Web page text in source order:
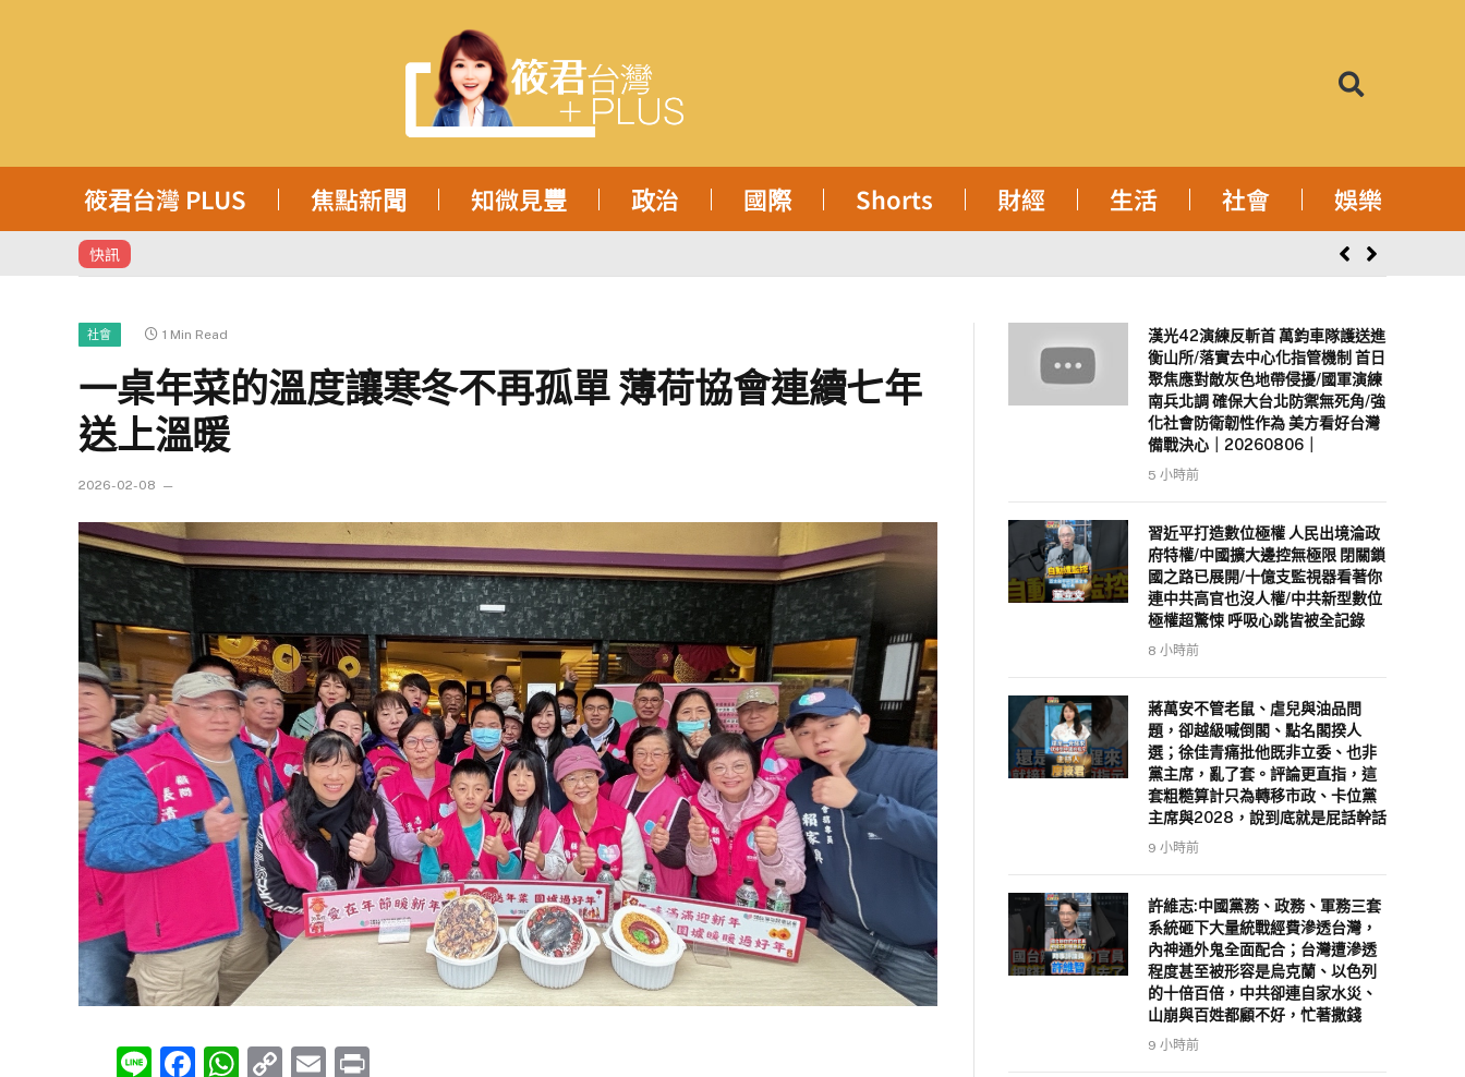
筱君台灣 PLUS 焦點新聞 知微見豐 政治 國際 Shorts 財經 生活 社會 娛樂
快訊
社會 1 Min Read
一桌年菜的溫度讓寒冬不再孤單 薄荷協會連續七年
送上溫暖
2026-02-08
LineFacebook
WhatsApp
CopyEmail
漢光42演練反斬首 萬鈞車隊護送進
衡山所/落實去中心化指管機制 首日
聚焦應對敵灰色地帶侵擾/國軍演練
南兵北調 確保大台北防禦無死角/強
化社會防衛韌性作為 美方看好台灣
備戰決心｜20260806｜
5 小時前
習近平打造數位極權 人民出境淪政
府特權/中國擴大邊控無極限 閉關鎖
國之路已展開/十億支監視器看著你
連中共高官也沒人權/中共新型數位
極權超驚悚 呼吸心跳皆被全記錄
8 小時前
蔣萬安不管老鼠、虐兒與油品問
題，卻越級喊倒閣、點名閣揆人
選；徐佳青痛批他既非立委、也非
黨主席，亂了套。評論更直指，這
套粗糙算計只為轉移市政、卡位黨
主席與2028，說到底就是屁話幹話
9 小時前
許維志:中國黨務、政務、軍務三套
系統砸下大量統戰經費滲透台灣，
內神通外鬼全面配合；台灣遭滲透
程度甚至被形容是烏克蘭、以色列
的十倍百倍，中共卻連自家水災、
山崩與百姓都顧不好，忙著撒錢
9 小時前